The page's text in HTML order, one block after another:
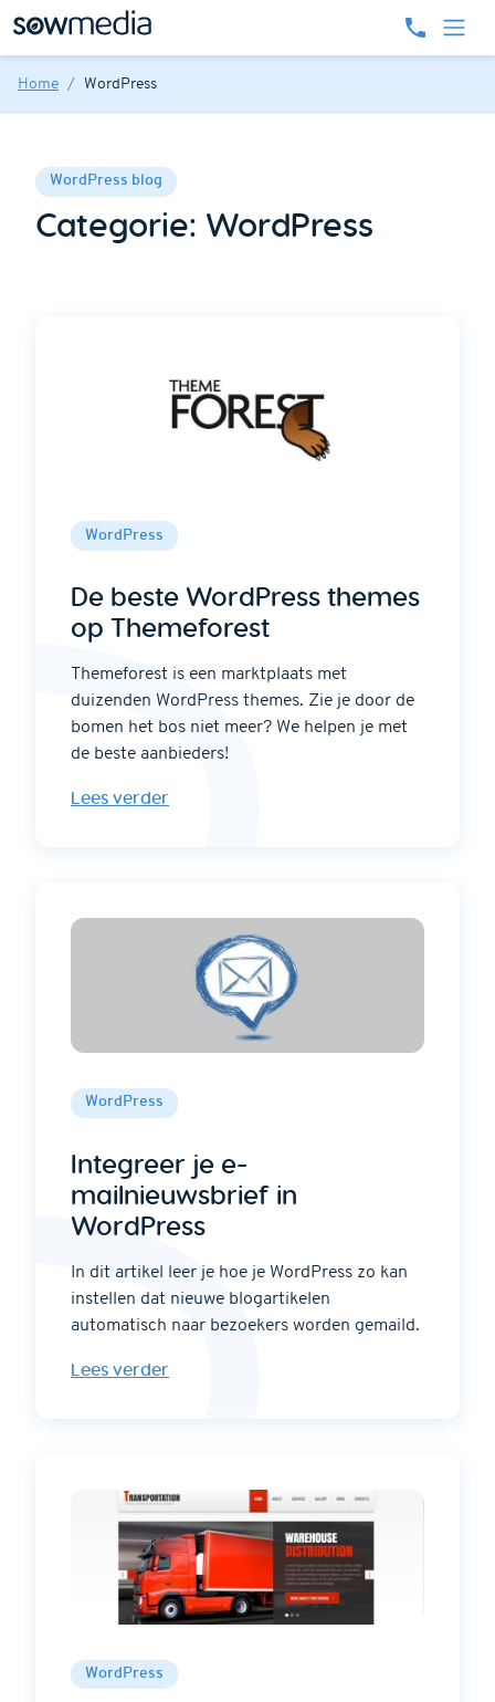
Home WordPress
WordPress blog
Categorie: WordPress
WordPress
De beste WordPress themes
op Themeforest
Themeforest is een marktplaats met
duizenden WordPress themes. Zie je door de
bomen het bos niet meer? We helpen je met
de beste aanbieders!
Lees verder
WordPress
Integreer je e-
mailnieuwsbrief in
WordPress
In dit artikel leer je hoe je WordPress zo kan
instellen dat nieuwe blogartikelen
automatisch naar bezoekers worden gemaild.
Lees verder
WordPress